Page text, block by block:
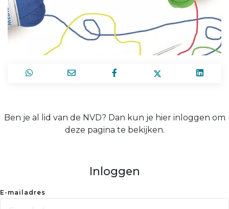
Ben je al lid van de NVD? Dan kun je hier inloggen om
deze pagina te bekijken.
Inloggen
E-mailadres